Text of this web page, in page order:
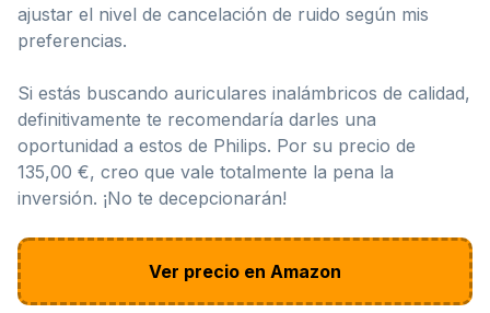
ajustar el nivel de cancelación de ruido según mis
preferencias.
Si estás buscando auriculares inalámbricos de calidad,
definitivamente te recomendaría darles una
oportunidad a estos de Philips. Por su precio de
135,00 €, creo que vale totalmente la pena la
inversión. ¡No te decepcionarán!
Ver precio en Amazon